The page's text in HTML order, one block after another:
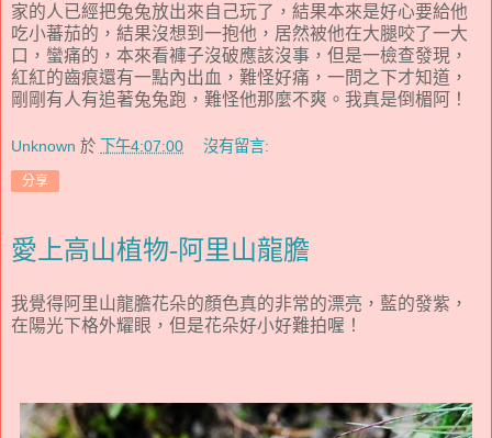
家的人已經把兔兔放出來自己玩了，結果本來是好心要給他
吃小蕃茄的，結果沒想到一抱他，居然被他在大腿咬了一大
口，蠻痛的，本來看褲子沒破應該沒事，但是一檢查發現，
紅紅的齒痕還有一點內出血，難怪好痛，一問之下才知道，
剛剛有人有追著兔兔跑，難怪他那麼不爽。我真是倒楣阿！
Unknown 於 下午4:07:00 沒有留言:
分享
愛上高山植物-阿里山龍膽
我覺得阿里山龍膽花朵的顏色真的非常的漂亮，藍的發紫，
在陽光下格外耀眼，但是花朵好小好難拍喔！